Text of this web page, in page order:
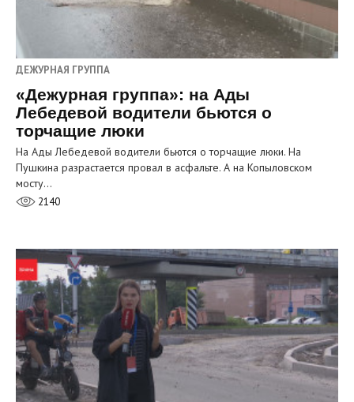
ДЕЖУРНАЯ ГРУППА
«Дежурная группа»: на Ады
Лебедевой водители бьются о
торчащие люки
На Ады Лебедевой водители бьются о торчащие люки. На
Пушкина разрастается провал в асфальте. А на Копыловском
мосту…
2140